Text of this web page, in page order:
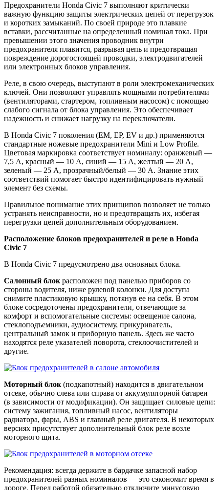
Предохранители Honda Civic 7 выполняют критически
важную функцию защиты электрических цепей от перегрузок
и коротких замыканий. По своей природе это плавкие
вставки, рассчитанные на определенный номинал тока. При
превышении этого значения проводник внутри
предохранителя плавится, разрывая цепь и предотвращая
повреждение дорогостоящей проводки, электродвигателей
или электронных блоков управления.
Реле, в свою очередь, выступают в роли электромеханических
ключей. Они позволяют управлять мощными потребителями
(вентиляторами, стартером, топливным насосом) с помощью
слабого сигнала от блока управления. Это обеспечивает
надежность и снижает нагрузку на переключатели.
В Honda Civic 7 поколения (EM, EP, EV и др.) применяются
стандартные ножевые предохранители Mini и Low Profile.
Цветовая маркировка соответствует номиналу: оранжевый —
7,5 А, красный — 10 А, синий — 15 А, желтый — 20 А,
зеленый — 25 А, прозрачный/белый — 30 А. Знание этих
соответствий помогает быстро идентифицировать нужный
элемент без схемы.
Правильное понимание этих принципов позволяет не только
устранять неисправности, но и предотвращать их, избегая
перегрузки цепей дополнительным оборудованием.
Расположение блоков предохранителей и реле в Honda
Civic 7
В Honda Civic 7 предусмотрено два основных блока.
Салонный блок расположен под панелью приборов со
стороны водителя, ниже рулевой колонки. Для доступа
снимите пластиковую крышку, потянув ее на себя. В этом
блоке сосредоточены предохранители, отвечающие за
комфорт и вспомогательные системы: освещение салона,
стеклоподъемники, аудиосистему, прикуриватель,
центральный замок и приборную панель. Здесь же часто
находятся реле указателей поворота, стеклоочистителей и
другие.
Моторный блок (подкапотный) находится в двигательном
отсеке, обычно слева или справа от аккумуляторной батареи
(в зависимости от модификации). Он защищает силовые цепи:
систему зажигания, топливный насос, вентиляторы
радиатора, фары, ABS и главный реле двигателя. В некоторых
версиях присутствует дополнительный блок реле возле
моторного щита.
Рекомендация: всегда держите в бардачке запасной набор
предохранителей разных номиналов — это сэкономит время в
дороге. Перед работой обязательно отключите минусовую